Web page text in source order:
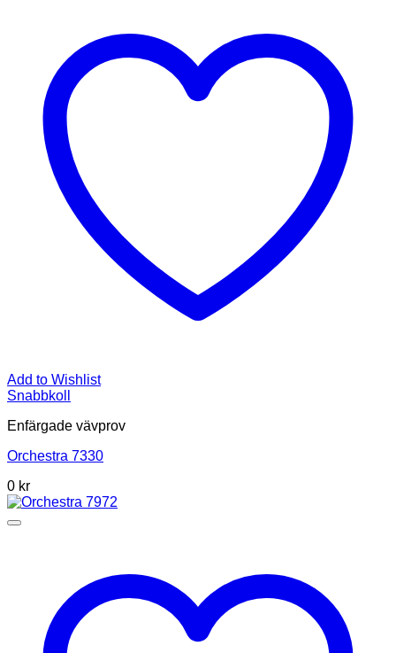
Add to Wishlist
Snabbkoll
Enfärgade vävprov
Orchestra 7330
0 kr